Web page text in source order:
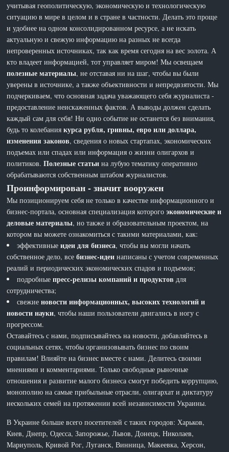
учитывая геополитическую, экономическую и технологическую
ситуацию в мире в целом и в стране в частности. Делать это проще
и удобнее на одном консолидированном ресурсе, а не искать
актуальную и свежую информацию на разных не всегда
непроверенных источниках, так как время сегодня на вес золота. А
кто владеет информацией, тот управляет миром! Мы освещаем
полезные материалы, не отставая ни на шаг, чтобы вы были
уверены в источнике, а также объективности и непредвзятости. Мы
подчеркиваем, что основная задача уважающего себя журналиста -
предоставление неискаженных фактов. А выводы должен сделать
каждый сам для себя! Ни одно событие не останется без внимания,
будь то колебаниякурса рубля, гривны, евро или доллара,
изменения законов, сведения о новых стартапах, экономических
подъемах или спадах или информация о жизни олигархов и
политиков.Полезные статьи на лубую тематику оперативно
обрабатываются собственным штабом журналистов.
Проинформирован - значит вооружен
Мы позиционируем себя не только в качестве информационного и
бизнес-портала, основная специализация которогоэкономические и
деловые материалы, но также и образовательным проектом, на
котором вы можете ознакомиться с такими материалами, как:
эффективныеидеи для бизнеса, чтобы вы могли начать
собственное дело, всебизнес-идеи написаны с учетом современных
реалий и периодических экономических спадов и подъемов;
подробныепресс-релизы компаний и продуктов для
сотрудничества;
свежиеновости информационных, высоких технологий и
новости науки, чтобы наши пользователи двигались в ногу с
прогрессом.
Оставайтесь с нами, подписывайтесь на новости, добавляйтесь в
социальных сетях, чтобы организовывать бизнес по своим
правилам! Влияйте на бизнес вместе с нами. Делитесь своими
мнениями и комментариями. Только свободные рыночные
отношения и развитие малого бизнеса смогут победить коррупцию,
монополию на самые прибыльные отрасли, олигархат и диктатуру
нескольких семей на протяжении всей независимости Украины.
В Украине больше всего посетителей с таких городов: Харьков,
Киев, Днепр, Одесса, Запорожье, Львов, Донецк, Николаев,
Мариуполь, Кривой Рог, Луганск, Винница, Макеевка, Херсон,